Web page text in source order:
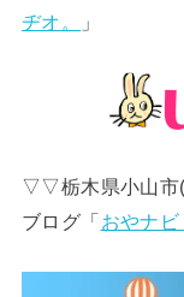
ヂオ。
」
▽▽栃木県小山市(
ブログ「 おやナビ